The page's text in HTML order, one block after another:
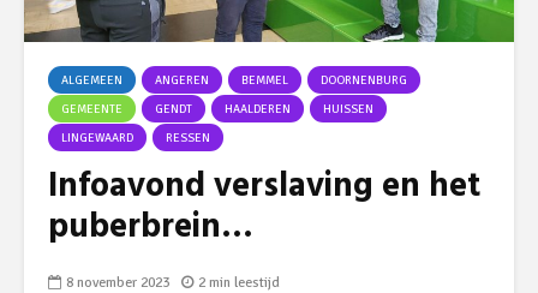
ALGEMEEN ANGEREN BEMMEL
DOORNENBURG
GEMEENTE
GENDT HAALDEREN
HUISSEN
LINGEWAARD
RESSEN
Infoavond verslaving en het
puberbrein…
8 november 2023 2 min leestijd